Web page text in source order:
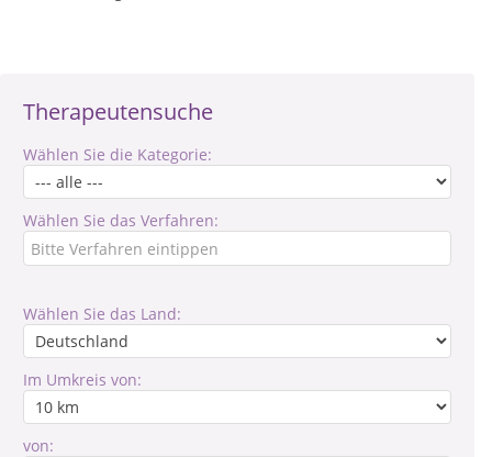
Therapeutensuche
Wählen Sie die Kategorie:
Wählen Sie das Verfahren:
Wählen Sie das Land:
Im Umkreis von:
von: